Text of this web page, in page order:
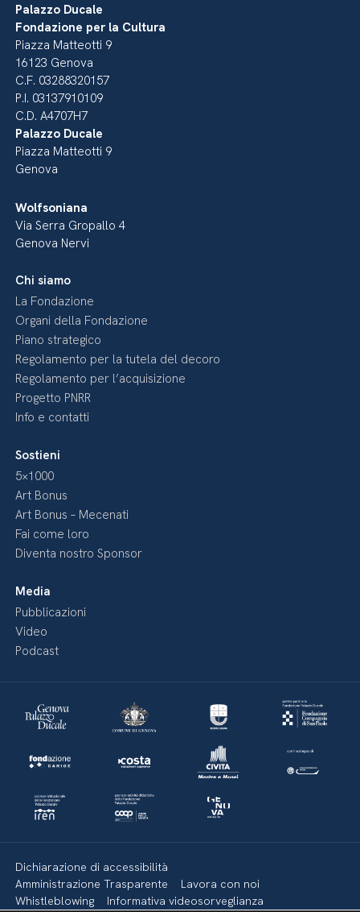
Palazzo Ducale
Fondazione per la Cultura
Piazza Matteotti 9
16123 Genova
C.F. 03288320157
P.I. 03137910109
C.D. A4707H7
Palazzo Ducale
Piazza Matteotti 9
Genova
Wolfsoniana
Via Serra Gropallo 4
Genova Nervi
Chi siamo
La Fondazione
Organi della Fondazione
Piano strategico
Regolamento per la tutela del decoro
Regolamento per l’acquisizione
Progetto PNRR
Info e contatti
Sostieni
5×1000
Art Bonus
Art Bonus – Mecenati
Fai come loro
Diventa nostro Sponsor
Media
Pubblicazioni
Video
Podcast
Dichiarazione di accessibilità
Amministrazione Trasparente
Lavora con noi
Whistleblowing
Informativa videosorveglianza